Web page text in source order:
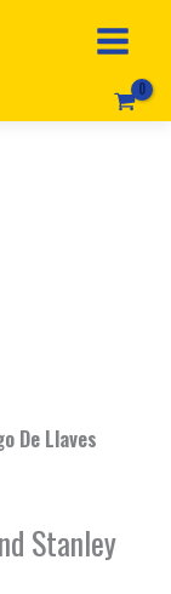
De Llaves
Stanley